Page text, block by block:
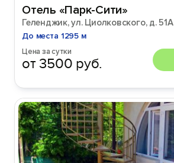
Отель «Парк-Сити»
Геленджик, ул. Циолковского, д. 51А
До места 1295 м
Цена за сутки
от 3500 руб.